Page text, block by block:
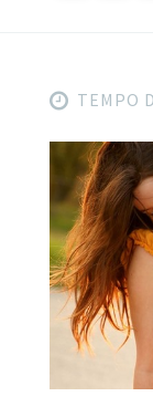
TEMPO